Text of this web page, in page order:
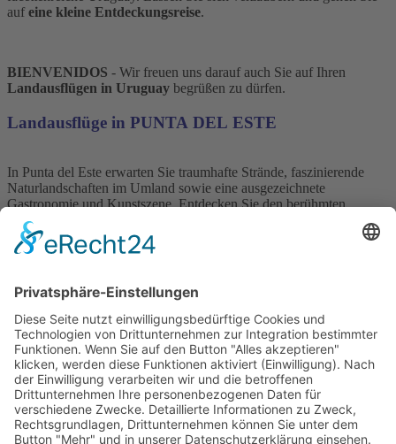
auf eine kleine Entdeckungsreise.
BIENVENIDOS - Wir freuen uns darauf auch Sie auf Ihren
Landausflügen in Uruguay begrüßen zu dürfen.
Landausflüge in PUNTA DEL ESTE
In Punta del Este erwarten Sie traumhafte Strände, faszinierende
Naturlandschaften im Umland sowie eine ausgezeichnete
Gastronomie und Kunstszene. Entdecken Sie den berühmten
Badeort mit unseren abwechslungsreichen Programmen. Wir bieten
Ihnenverschiedene Ausflüge
mit deutschsprachiger Reiseleitung
und unvergesslichen Reiseerlebnissen.
Kontaktieren Sie uns für Ihren Landausflug in Punta del Este
Landausflüge in MONTEVIDEO